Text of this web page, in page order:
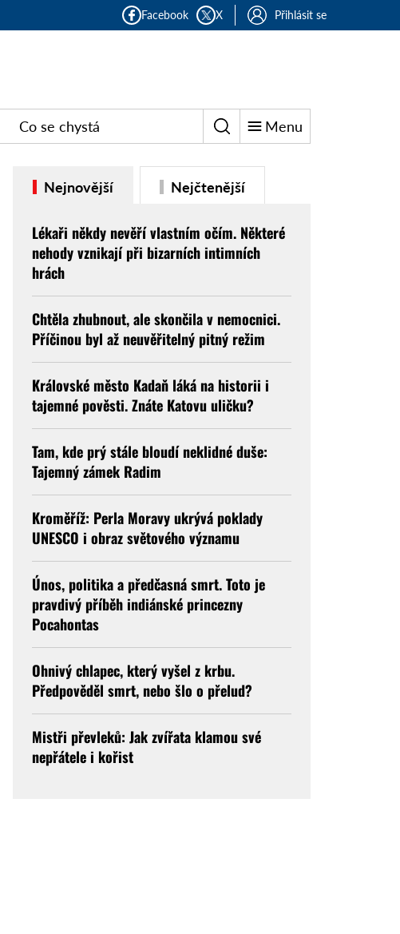
Facebook X Přihlásit se
Co se chystá Menu
Nejnovější Nejčtenější
Lékaři někdy nevěří vlastním očím. Některé
nehody vznikají při bizarních intimních
hrách
Chtěla zhubnout, ale skončila v nemocnici.
Příčinou byl až neuvěřitelný pitný režim
Královské město Kadaň láká na historii i
tajemné pověsti. Znáte Katovu uličku?
Tam, kde prý stále bloudí neklidné duše:
Tajemný zámek Radim
Kroměříž: Perla Moravy ukrývá poklady
UNESCO i obraz světového významu
Únos, politika a předčasná smrt. Toto je
pravdivý příběh indiánské princezny
Pocahontas
Ohnivý chlapec, který vyšel z krbu.
Předpověděl smrt, nebo šlo o přelud?
Mistři převleků: Jak zvířata klamou své
nepřátele i kořist